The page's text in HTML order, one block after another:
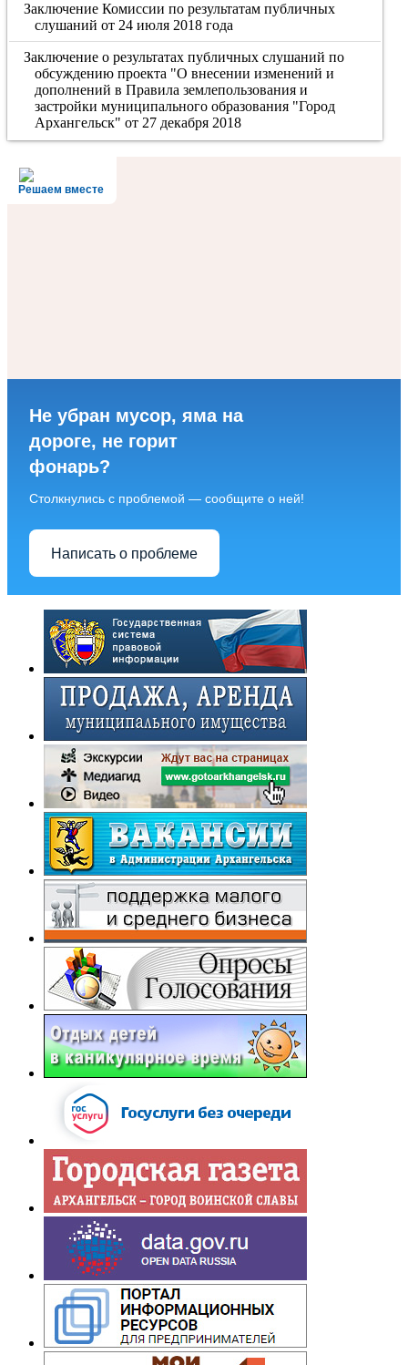
Заключение Комиссии по результатам публичных
слушаний от 24 июля 2018 года
Заключение о результатах публичных слушаний по
обсуждению проекта "О внесении изменений и
дополнений в Правила землепользования и
застройки муниципального образования "Город
Архангельск" от 27 декабря 2018
Решаем вместе
Не убран мусор, яма на
дороге, не горит
фонарь?
Столкнулись с проблемой — сообщите о ней!
Написать о проблеме